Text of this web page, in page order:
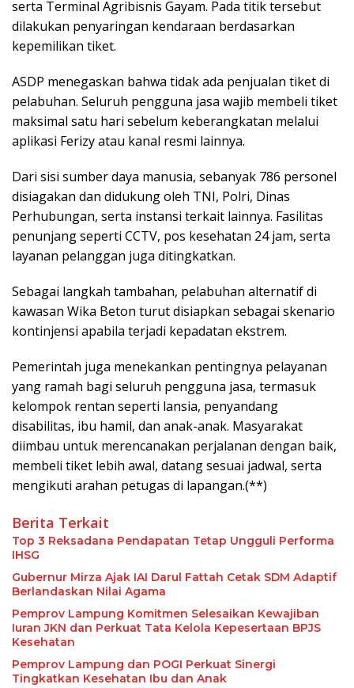
serta Terminal Agribisnis Gayam. Pada titik tersebut
dilakukan penyaringan kendaraan berdasarkan
kepemilikan tiket.
ASDP menegaskan bahwa tidak ada penjualan tiket di
pelabuhan. Seluruh pengguna jasa wajib membeli tiket
maksimal satu hari sebelum keberangkatan melalui
aplikasi Ferizy atau kanal resmi lainnya.
Dari sisi sumber daya manusia, sebanyak 786 personel
disiagakan dan didukung oleh TNI, Polri, Dinas
Perhubungan, serta instansi terkait lainnya. Fasilitas
penunjang seperti CCTV, pos kesehatan 24 jam, serta
layanan pelanggan juga ditingkatkan.
Sebagai langkah tambahan, pelabuhan alternatif di
kawasan Wika Beton turut disiapkan sebagai skenario
kontinjensi apabila terjadi kepadatan ekstrem.
Pemerintah juga menekankan pentingnya pelayanan
yang ramah bagi seluruh pengguna jasa, termasuk
kelompok rentan seperti lansia, penyandang
disabilitas, ibu hamil, dan anak-anak. Masyarakat
diimbau untuk merencanakan perjalanan dengan baik,
membeli tiket lebih awal, datang sesuai jadwal, serta
mengikuti arahan petugas di lapangan.(**)
Berita Terkait
Top 3 Reksadana Pendapatan Tetap Ungguli Performa
IHSG
Gubernur Mirza Ajak IAI Darul Fattah Cetak SDM Adaptif
Berlandaskan Nilai Agama
Pemprov Lampung Komitmen Selesaikan Kewajiban
Iuran JKN dan Perkuat Tata Kelola Kepesertaan BPJS
Kesehatan
Pemprov Lampung dan POGI Perkuat Sinergi
Tingkatkan Kesehatan Ibu dan Anak